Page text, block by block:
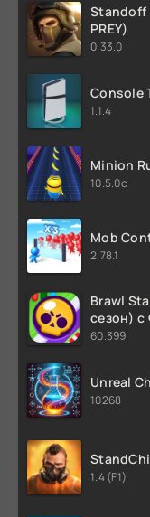
Standoff
PREY)
0.33.0
Console
1.1.4
Minion
10.5.0c
Mob
2.78.1
Brawl
сезон) с
60.399
Unreal
10268
1.4 (F1)